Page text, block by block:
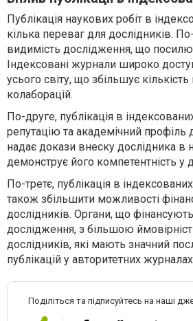
Публікація наукових робіт в
кілька переваг для дослідників.
видимість дослідження, що
Індексовані журнали широко
усього світу, що збільшує кількість
колаборацій.
По-друге, публікація в
репутацію та академічний профіль
надає докази внеску дослідника в
демонструє його компетентність у
По-третє, публікація в
також збільшити можливості
дослідників. Органи, що
дослідження, з більшою
дослідників, які мають значний
публікацій у авторитетних
Поділіться та підписуйтесь на наші